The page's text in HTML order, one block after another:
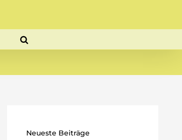
Neueste Beiträge